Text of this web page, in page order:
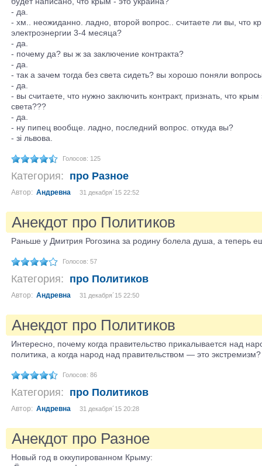
- да.
- хм.. неожиданно. ладно, второй вопрос.. считаете ли вы, что
электроэнергии 3-4 месяца?
- да.
- почему да? вы ж за заключение контракта?
- да.
- так а зачем тогда без света сидеть? вы хорошо поняли
- да.
- вы считаете, что нужно заключить контракт, признать, что
света???
- да.
- ну пипец вообще. ладно, последний вопрос. откуда вы?
- зі львова.
Голосов: 125
Категория: про Разное
Автор: Андревна 31 декабря´15 22:52
Анекдот про Политиков
Раньше у Дмитрия Рогозина за родину болела душа, а теперь
Голосов: 57
Категория: про Политиков
Автор: Андревна 31 декабря´15 22:50
Анекдот про Политиков
Интересно, почему когда правительство прикалывается над
политика, а когда народ над правительством — это экстремизм?
Голосов: 86
Категория: про Политиков
Автор: Андревна 31 декабря´15 20:28
Анекдот про Разное
Новый год в оккупированном Крыму: